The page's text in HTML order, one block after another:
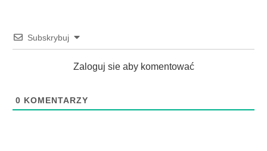
Subskrybuj
Zaloguj sie aby komentować
0 KOMENTARZY